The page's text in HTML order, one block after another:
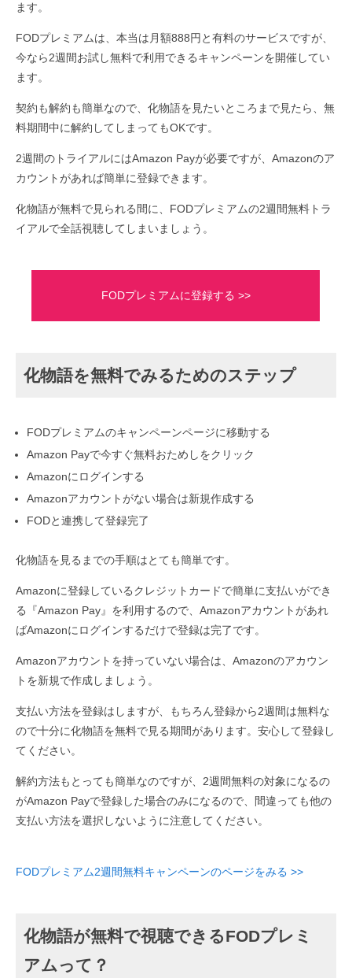
ます。
FODプレミアムは、本当は月額888円と有料のサービスですが、
今なら2週間お試し無料で利用できるキャンペーンを開催してい
ます。
契約も解約も簡単なので、化物語を見たいところまで見たら、無
料期間中に解約してしまってもOKです。
2週間のトライアルにはAmazon Payが必要ですが、Amazonのア
カウントがあれば簡単に登録できます。
化物語が無料で見られる間に、FODプレミアムの2週間無料トラ
イアルで全話視聴してしまいましょう。
FODプレミアムに登録する >>
化物語を無料でみるためのステップ
FODプレミアムのキャンペーンページに移動する
Amazon Payで今すぐ無料おためしをクリック
Amazonにログインする
Amazonアカウントがない場合は新規作成する
FODと連携して登録完了
化物語を見るまでの手順はとても簡単です。
Amazonに登録しているクレジットカードで簡単に支払いができ
る『Amazon Pay』を利用するので、Amazonアカウントがあれ
ばAmazonにログインするだけで登録は完了です。
Amazonアカウントを持っていない場合は、Amazonのアカウン
トを新規で作成しましょう。
支払い方法を登録はしますが、もちろん登録から2週間は無料な
ので十分に化物語を無料で見る期間があります。安心して登録し
てください。
解約方法もとっても簡単なのですが、2週間無料の対象になるの
がAmazon Payで登録した場合のみになるので、間違っても他の
支払い方法を選択しないように注意してください。
FODプレミアム2週間無料キャンペーンのページをみる >>
化物語が無料で視聴できるFODプレミ
アムって？